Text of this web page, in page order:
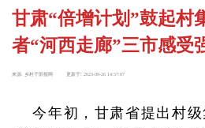
甘肃“倍增计划”鼓起
者“河西走廊”三市感受
来源: 乡村干部报网 更新于: 2023-09-26 14:57:07
今年初，甘肃省提出村级